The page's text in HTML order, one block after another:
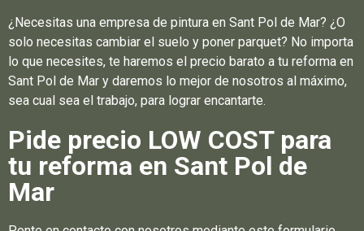
¿Necesitas una empresa de pintura en Sant Pol de Mar? ¿O
solo necesitas cambiar el suelo y poner parquet? No importa
lo que necesites, te haremos el precio barato a tu reforma en
Sant Pol de Mar y daremos lo mejor de nosotros al máximo,
sea cual sea el trabajo, para lograr encantarte.
Pide precio LOW COST para
tu reforma en Sant Pol de
Mar